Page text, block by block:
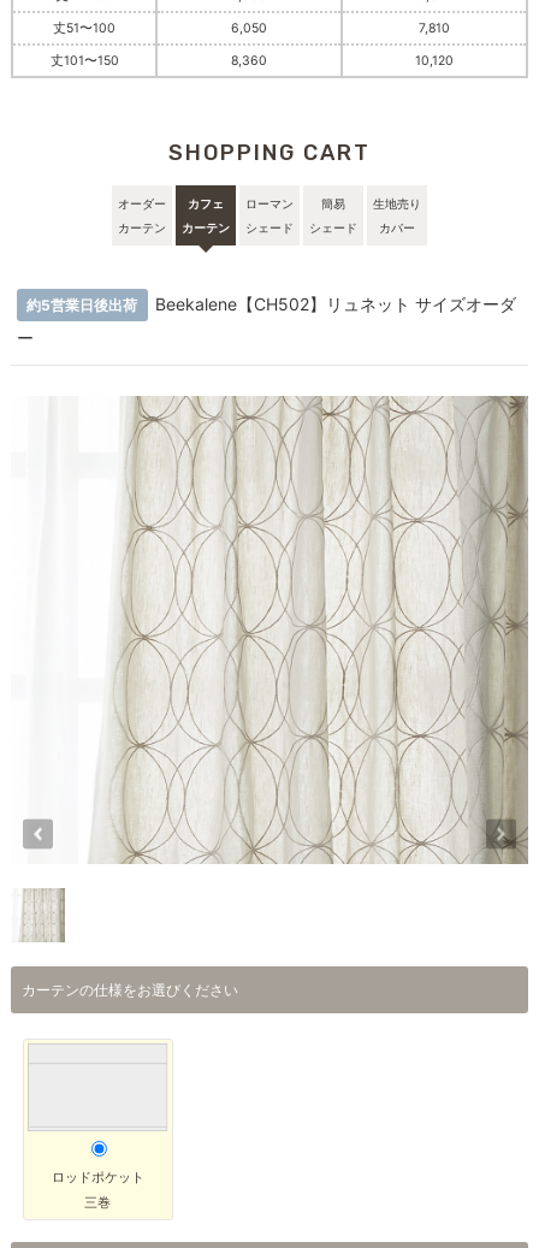
丈51〜100 6,050 7,810
丈101〜150 8,360 10,120
SHOPPING CART
オーダー
カーテン
カフェ
カーテン
ローマン
シェード
簡易
シェード
生地売り
カバー
約5営業日後出荷
Beekalene【CH502】リュネット サイズオーダ
ー
カーテンの仕様をお選びください
ロッドポケット
三巻